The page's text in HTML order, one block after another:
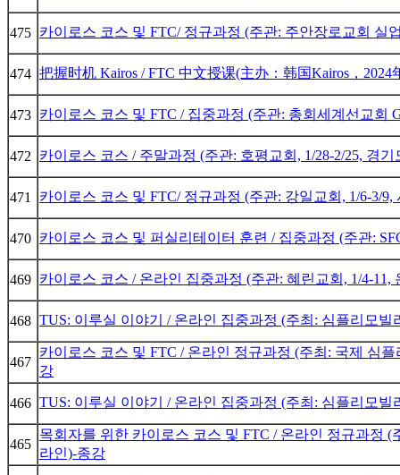
475 카이로스 코스 및 FTC/ 정규과정 (주관: 주안장로교회 실
474 把握时机 Kairos / FTC 中文授课(主办：韩国Kairos，2024
473 카이로스 코스 및 FTC / 집중과정 (주관: 총회세계선교회
472 카이로스 코스 / 주말과정 (주관: 호평교회, 1/28-2/25, 경
471 카이로스 코스 및 FTC/ 정규과정 (주관: 강일교회, 1/6-3/9,
470 카이로스 코스 및 퍼실리테이터 훈련 / 집중과정 (주관:
469 카이로스 코스 / 온라인 집중과정 (주관: 혜린교회, 1/4-11,
468 TUS: 이루실 이야기 / 온라인 집중과정 (주최: 심플리모빌
467
카이로스 코스 및 FTC / 온라인 정규과정 (주최: 국제 심
강
466 TUS: 이루실 이야기 / 온라인 집중과정 (주최: 심플리모빌
465
목회자를 위한 카이로스 코스 및 FTC / 온라인 정규과정
라인)-종강